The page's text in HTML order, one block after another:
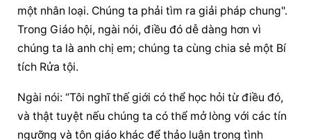
một nhân loại. Chúng ta phải tìm ra giải pháp chung".
Trong Giáo hội, ngài nói, điều đó dễ dàng hơn vì
chúng ta là anh chị em; chúng ta cùng chia sẻ một Bí
tích Rửa tội.
Ngài nói: “Tôi nghĩ thế giới có thể học hỏi từ điều đó,
và thật tuyệt nếu chúng ta có thể mở lòng với các tín
ngưỡng và tôn giáo khác để thảo luận trong tình